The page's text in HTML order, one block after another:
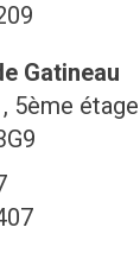
Gatineau
5ème étage